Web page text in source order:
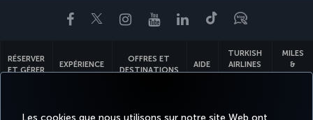
Les cookies que nous utilisons sur notre site Web ont
Facebook
TwitterInstagram
YouTubeLinkedIn
TiktokBlog
RÉSERVER
ET GÉRER
EXPÉRIENCE
OFFRES ET
DESTINATIONS
AIDE
TURKISH
AIRLINES
HOLIDAYS
MILES
&
SMILES